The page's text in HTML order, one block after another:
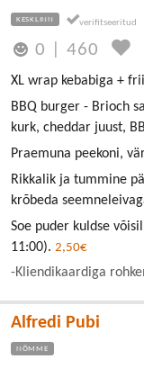
KESKLINN
0 |460
XL wrap kebabiga +
BBQ burger - Brioch
kurk, cheddar juust,
Praemuna peekoni,
Rikkalik ja tummine
krõbeda
Soe puder kuldse
11:00). 2,50€
-Kliendikaardiga
Alfredi Pubi
NÕMME